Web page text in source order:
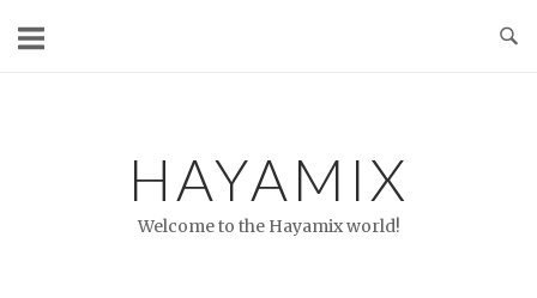
HAYAMIX
Welcome to the Hayamix world!